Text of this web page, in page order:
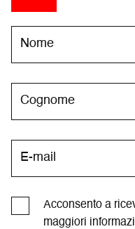
Acconsento a
maggiori